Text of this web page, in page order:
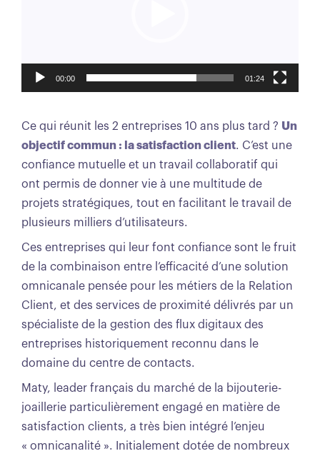
00:00 01:24
Ce qui réunit les 2 entreprises 10 ans plus tard ? Un
objectif commun : la satisfaction client. C’est une
confiance mutuelle et un travail collaboratif qui
ont permis de donner vie à une multitude de
projets stratégiques, tout en facilitant le travail de
plusieurs milliers d’utilisateurs.
Ces entreprises qui leur font confiance sont le fruit
de la combinaison entre l’efficacité d’une solution
omnicanale pensée pour les métiers de la Relation
Client, et des services de proximité délivrés par un
spécialiste de la gestion des flux digitaux des
entreprises historiquement reconnu dans le
domaine du centre de contacts.
Maty, leader français du marché de la bijouterie-
joaillerie particulièrement engagé en matière de
satisfaction clients, a très bien intégré l’enjeu
« omnicanalité ». Initialement dotée de nombreux